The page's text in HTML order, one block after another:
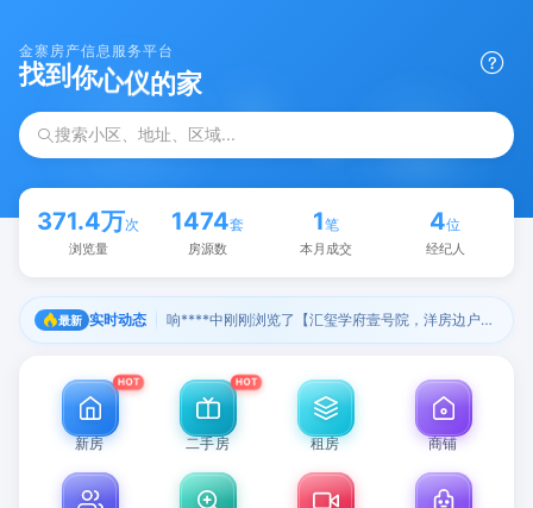
金寨房产信息服务平台
找到你心仪的家
搜索小区、地址、区域...
371.4万次
浏览量
1474套
房源数
1笔
本月成交
4位
经纪人
最新 实时动态
HOT
新房
HOT
二手房 租房 商铺